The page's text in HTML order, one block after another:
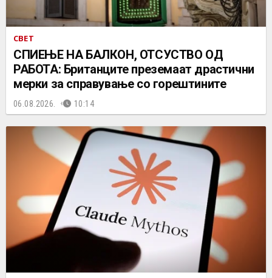
СВЕТ
СПИЕЊЕ НА БАЛКОН, ОТСУСТВО ОД
РАБОТА: Британците преземаат драстични
мерки за справување со горештините
06.08.2026. 10:14